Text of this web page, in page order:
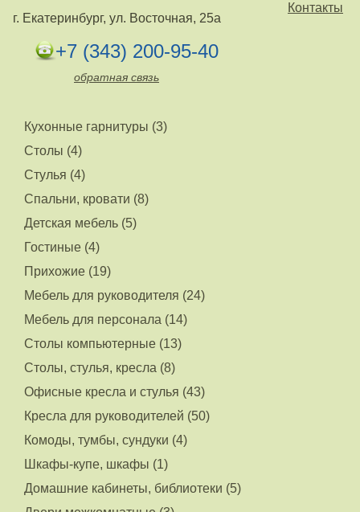
Контакты
г. Екатеринбург, ул. Восточная, 25а
+7 (343) 200-95-40
обратная связь
Кухонные гарнитуры (3)
Столы (4)
Стулья (4)
Спальни, кровати (8)
Детская мебель (5)
Гостиные (4)
Прихожие (19)
Мебель для руководителя (24)
Мебель для персонала (14)
Столы компьютерные (13)
Столы, стулья, кресла (8)
Офисные кресла и стулья (43)
Кресла для руководителей (50)
Комоды, тумбы, сундуки (4)
Шкафы-купе, шкафы (1)
Домашние кабинеты, библиотеки (5)